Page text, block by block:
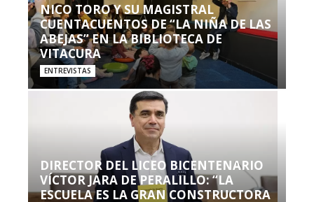
NICO TORO Y SU MAGISTRAL
CUENTACUENTOS DE “LA NIÑA DE LAS
ABEJAS” EN LA BIBLIOTECA DE
VITACURA
ENTREVISTAS
DIRECTOR DEL LICEO BICENTENARIO
VÍCTOR JARA DE PERALILLO: “LA
ESCUELA ES LA GRAN CONSTRUCTORA